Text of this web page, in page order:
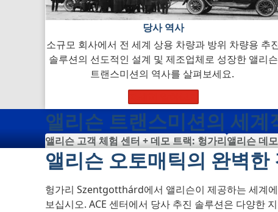
당사 역사
소규모 회사에서 전 세계 상용 차량과 방위 차량용 추
솔루션의 선도적인 설계 및 제조업체로 성장한 앨리슨
트랜스미션의 역사를 살펴보세요.
앨리슨 트랜스미션의 세계
앨리슨 고객 체험 센터 + 데모 트랙: 헝가리앨리슨 데
앨리슨 오토매틱의 완벽한
헝가리 Szentgotthárd에서 앨리슨이 제공하는 세계
보십시오. ACE 센터에서 당사 추진 솔루션은 다양한